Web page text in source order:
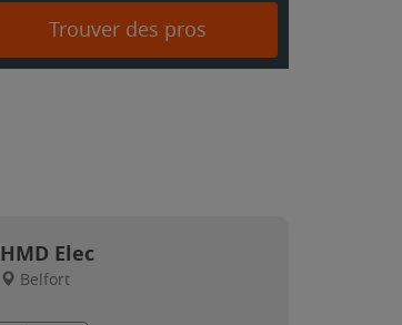
Trouver des pros
HMD Elec
Belfort